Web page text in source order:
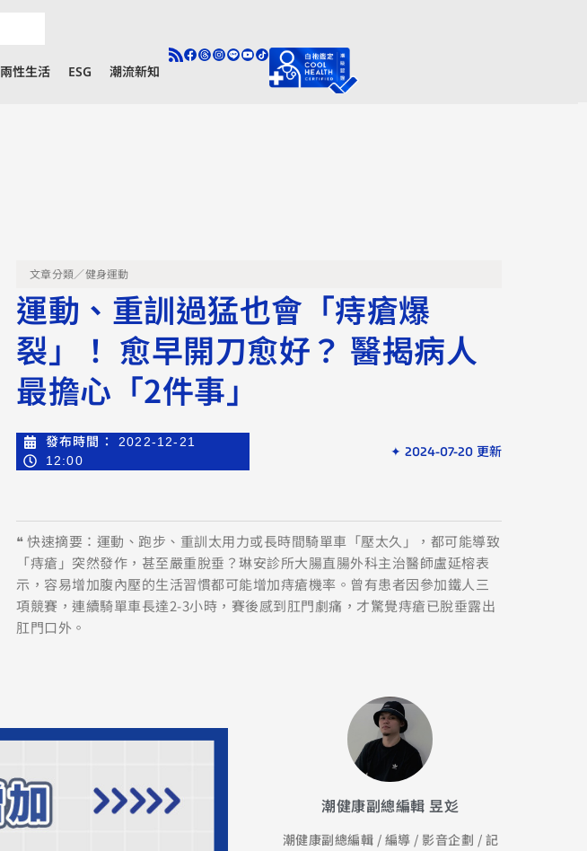
兩性生活 ESG 潮流新知
文章分類／健身運動
運動、重訓過猛也會「痔瘡爆
裂」！ 愈早開刀愈好？ 醫揭病人
最擔心「2件事」
發布時間：
2022-12-21
12:00
✦ 2024-07-20 更新
❝ 快速摘要：運動、跑步、重訓太用力或長時間騎單車「壓太久」，都可能導致
「痔瘡」突然發作，甚至嚴重脫垂？琳安診所大腸直腸外科主治醫師盧延榕表
示，容易增加腹內壓的生活習慣都可能增加痔瘡機率。曾有患者因參加鐵人三
項競賽，連續騎單車長達2-3小時，賽後感到肛門劇痛，才驚覺痔瘡已脫垂露出
肛門口外。
潮健康副總編輯 昱彣
潮健康副總編輯 / 編導 / 影音企劃 / 記